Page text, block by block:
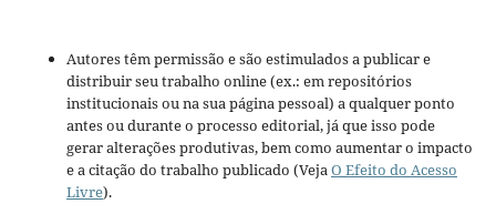
Autores têm permissão e são estimulados a publicar e
distribuir seu trabalho online (ex.: em repositórios
institucionais ou na sua página pessoal) a qualquer ponto
antes ou durante o processo editorial, já que isso pode
gerar alterações produtivas, bem como aumentar o impacto
e a citação do trabalho publicado (VejaO Efeito do Acesso
Livre).